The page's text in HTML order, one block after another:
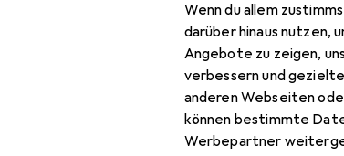
Wenn du allem
darüber hinaus nutzen,
Angebote zu zeigen,
verbessern und
anderen Webseiten
können bestimmte
Werbepartner
Hier findest du
Sortieren nach: